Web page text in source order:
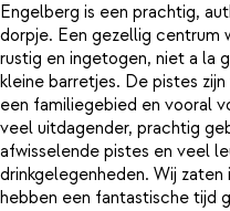
Engelberg is een prachtig,
dorpje. Een gezellig centrum
rustig en ingetogen, niet a la
kleine barretjes. De pistes
een familiegebied en vooral
veel uitdagender, prachtig
afwisselende pistes en veel
drinkgelegenheden. Wij
hebben een fantastische tijd